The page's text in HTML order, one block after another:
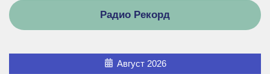
Радио Рекорд
Август 2026